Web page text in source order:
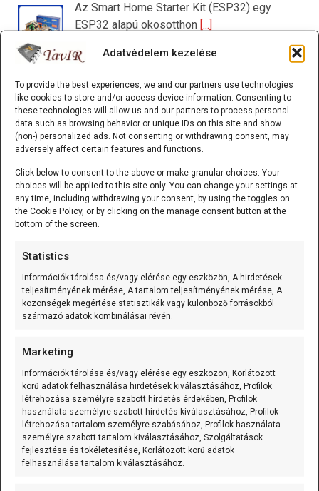
Adatvédelem kezelése
To provide the best experiences, we and our partners use technologies
like cookies to store and/or access device information. Consenting to
these technologies will allow us and our partners to process personal
data such as browsing behavior or unique IDs on this site and show
(non-) personalized ads. Not consenting or withdrawing consent, may
adversely affect certain features and functions.
Click below to consent to the above or make granular choices. Your
choices will be applied to this site only. You can change your settings at
any time, including withdrawing your consent, by using the toggles on
the Cookie Policy, or by clicking on the manage consent button at the
bottom of the screen.
Statistics
Információk tárolása és/vagy elérése egy eszközön, A hirdetések
teljesítményének mérése, A tartalom teljesítményének mérése, A
közönségek megértése statisztikák vagy különböző forrásokból
származó adatok kombinálásai révén.
Marketing
Információk tárolása és/vagy elérése egy eszközön, Korlátozott
körű adatok felhasználása hirdetések kiválasztásához, Profilok
létrehozása személyre szabott hirdetés érdekében, Profilok
használata személyre szabott hirdetés kiválasztásához, Profilok
létrehozása tartalom személyre szabásához, Profilok használata
személyre szabott tartalom kiválasztásához, Szolgáltatások
fejlesztése és tökéletesítése, Korlátozott körű adatok
felhasználása tartalom kiválasztásához.
Az Smart Home Starter Kit (ESP32) egy
ESP32 alapú okosotthon [...]
ESP32/D1 mini - ESP32-C3-MINI-1 WiFi/Bluetooth
alappanel
A ESP32/D1 mini - ESP32-C3-MINI-1
WiFi/Bluetooth alappanel olyan D1 mini[...]
125 kHz RFID kulcstartó (EM4305/T5577 írható) Fehér
A 125 kHz RFID kulcstartó (EM4305/T5577
Mozgásérzékelős MP3 lejátszó (Waytronic - WT-M12)
K-típusú szerelt hőmérő (0…600 °C) 3m
A K-típusú szerelt hőmérő (0...600C;
variálható kábelhossz) olyan mérőelem,
amely[...]